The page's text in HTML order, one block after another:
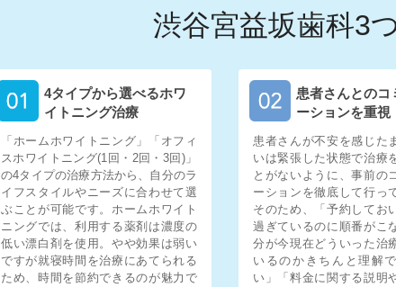
渋谷宮益坂歯科3
4タイプから選べるホワ
イトニング治療
「ホームホワイトニング」「オフィ
スホワイトニング(1回・2回・3回)」
の4タイプの治療方法から、自分のラ
イフスタイルやニーズに合わせて選
ぶことが可能です。ホームホワイト
ニングでは、利用する薬剤は濃度の
低い漂白剤を使用。やや効果は弱い
ですが就寝時間を治療にあてられる
ため、時間を節約できるのが魅力で
患者さんとのコ
ーションを重視
患者さんが不安を感じた
いは緊張した状態で治療
とがないように、事前の
ーションを徹底して行っ
そのため、「予約してお
過ぎているのに順番がこ
分が今現在どういった治
いるのかきちんと理解
い」「料金に関する説明